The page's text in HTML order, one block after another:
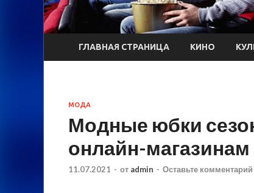
ГЛАВНАЯ СТРАНИЦА КИНО
МОДА
Модные юбки
онлайн-магазинам
11.07.2021 - от admin - Оставьте комментарий